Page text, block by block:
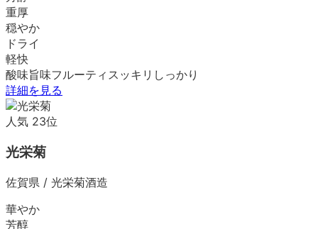
重厚
穏やか
ドライ
軽快
酸味旨味フルーティ スッキリ しっかり
詳細を見る
人気 23位
光栄菊
佐賀県 / 光栄菊酒造
華やか
芳醇